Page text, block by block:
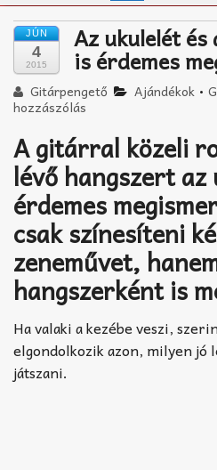
Zeneiskolák
Zeneszerzés alapjai
TABok
Improvizáció
JÚN
4
2015
Az ukulelét
is érdemes
Gitárpengető Ajándékok •
hozzászólás
A gitárral közeli
lévő hangszert
érdemes
csak színesíteni
zeneművet,
hangszerként is
Ha valaki a kezébe veszi,
elgondolkozik azon, milyen jó
játszani.